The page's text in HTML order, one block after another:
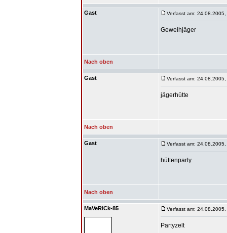
Gast Verfasst am:
Geweihjäger
Nach oben
Gast Verfasst am:
jägerhütte
Nach oben
Gast Verfasst am:
hüttenparty
Nach oben
MaVeRiCk-85 Verfasst am:
Partyzelt